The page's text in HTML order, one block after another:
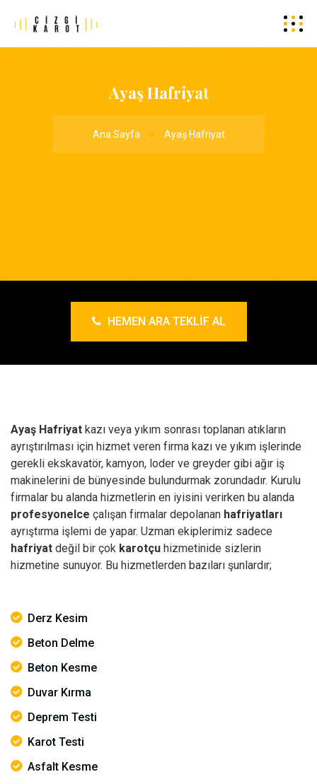
Ayaş Hafriyat
Ana Sayfa Ayaş Hafriyat
HEMEN ARA TEKLIF AL
Ayaş Hafriyat kazı veya yıkım sonrası toplanan atıkların
ayrıştırılması için hizmet veren firma kazı ve yıkım işlerinde
gerekli ekskavatör, kamyon, loder ve greyder gibi ağır iş
makinelerini de bünyesinde bulundurmak zorundadır. Kurulu
firmalar bu alanda hizmetlerin en iyisini verirken bu alanda
profesyonelce çalışan firmalar depolanan hafriyatları
ayrıştırma işlemi de yapar. Uzman ekiplerimiz sadece
hafriyat değil bir çok karotçu hizmetinide sizlerin
hizmetine sunuyor. Bu hizmetlerden bazıları şunlardır;
Derz Kesim
Beton Delme
Beton Kesme
Duvar Kırma
Deprem Testi
Karot Testi
Asfalt Kesme